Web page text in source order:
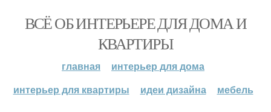
ВСЁ ОБ ИНТЕРЬЕРЕ ДЛЯ ДОМА И
КВАРТИРЫ
главная
интерьер для дома
интерьер для квартиры
идеи дизайна мебель